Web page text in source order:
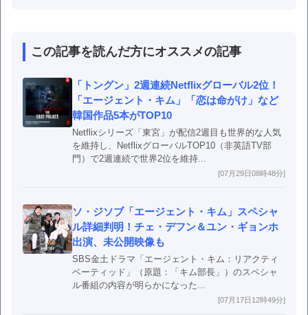
この記事を読んだ方にオススメの記事
「トングン」2週連続Netflixグローバル2位！
「エージェント・キム」「恋は命がけ」など
韓国作品5本がTOP10
Netflixシリーズ「東宮」が配信2週目も世界的な人気
を維持し、NetflixグローバルTOP10（非英語TV部
門）で2週連続で世界2位を維持...
[07月29日08時48分]
ソ・ジソブ「エージェント・キム」スペシャ
ル詳細判明！チェ・デフン＆ユン・ギョンホ
出演、未公開映像も
SBS金土ドラマ「エージェント・キム：リアクティ
ベーティッド」（原題：「キム部長」）のスペシャ
ル番組の内容が明らかになった...
[07月17日12時49分]